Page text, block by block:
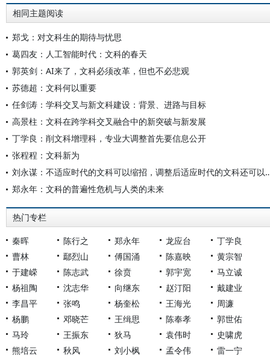
相同主题阅读
郑戈：对文科生的期待与忧思
葛四友：人工智能时代：文科的春天
郭英剑：AI来了，文科必须改革，但也不必悲观
苏德超：文科何以重要
任剑涛：学科交叉与新文科建设：背景、进路与目标
高景柱：文科在跨学科交叉融合中的新突破与新发展
丁学良：削文科增理科，专业大调整首先要信息公开
张程程：文科新为
刘永谋：不适应时代的文科可
郑永年：文科的普遍性危机与人类的未来
热门专栏
秦晖 陈行之 郑永年 龙应台
丁学良
曹林
鄢烈山 傅国涌 陈嘉映
黄宗智
于建嵘
陈志武 徐贲 郭宇宽
马立诚
杨祖陶
沈志华 向继东 赵汀阳
戴建业
李昌平
张鸣 杨奎松 王海光
周濂
杨鹏
邓晓芒 王缉思 陈奉孝
郭世佑
马玲
王振东 狄马 袁伟时
史啸虎
熊培云
秋风 刘小枫 孟令伟 雷一宁